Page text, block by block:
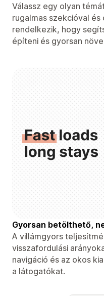
Válassz egy olyan
rugalmas szekcióval
rendelkezik, hogy
építeni és gyorsan
Gyorsan betölthető,
A villámgyors
visszafordulási
navigáció és az okos
a látogatókat.